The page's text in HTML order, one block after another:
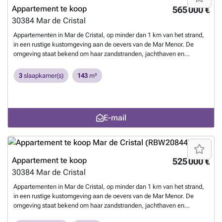
565 000 €
Appartement te koop
30384 Mar de Cristal
Appartementen in Mar de Cristal, op minder dan 1 km van het strand,
in een rustige kustomgeving aan de oevers van de Mar Menor. De
omgeving staat bekend om haar zandstranden, jachthaven en
dagelijkse voorzieningen bevinden zich nabij. Cartagena ligt op
ongeveer 25 minuten rijden en biedt bijkomende mogelijkheden op het
sluiten op natuurlijke wijze aan op de buitenruimtes en creëren
aangename plekken voor het dagelijkse leven en tijd met familie en
vrienden. De gelijkvloerse appartementen beschikken over ruime
terrassen, terwijl de woningen op de bovenste verdieping voorzien zijn
van een dakterras dat extra ruimte biedt om te ontspannen in de zon
en van de omgeving te genieten.Elke woning beschikt over
elektrotoestellen, pre-installatie airco, vloerverwarming in de
badkamers, elektrische rolluiken in de slaapkamers, een
parkeerplaats en een berging. Deze voorzieningen dragen het hele
jaar door bij aan comfort en gebruiksgemak.De gemeenschappelijke
ruimtes zijn opgebouwd rond een groot gemeenschappelijk zwembad,
3 slaapkamer(s) 143 m²
E-mail
525 000 €
Appartement te koop
30384 Mar de Cristal
Appartementen in Mar de Cristal, op minder dan 1 km van het strand,
in een rustige kustomgeving aan de oevers van de Mar Menor. De
omgeving staat bekend om haar zandstranden, jachthaven en